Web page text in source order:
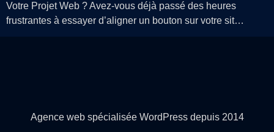
Votre Projet Web ? Avez-vous déjà passé des heures
frustrantes à essayer d’aligner un bouton sur votre sit…
Agence web spécialisée WordPress depuis 2014